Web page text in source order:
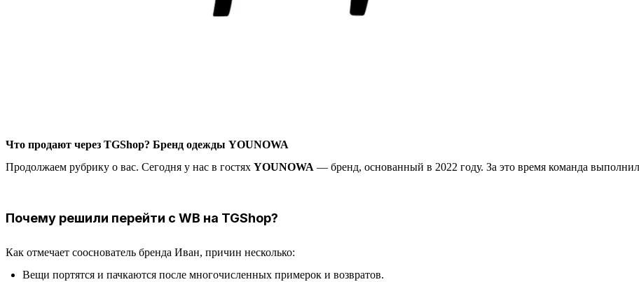
Что продают через TGShop? Бренд одежды YOUNOWA
Продолжаем рубрику о вас. Сегодня у нас в гостях YOUNOWA — бренд, основанный в 2022 году. За это время команда
Почему решили перейти с WB на TGShop?
Как отмечает сооснователь бренда Иван, причин несколько:
Вещи портятся и пачкаются после многочисленных примерок и возвратов.